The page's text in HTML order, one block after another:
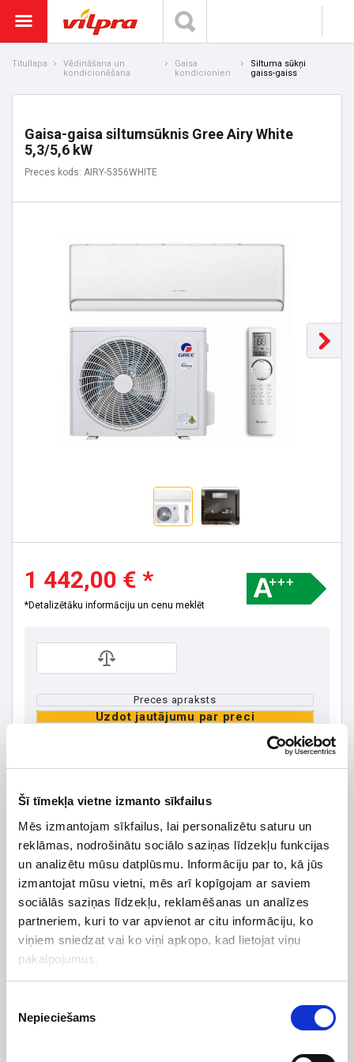
Šī tīmekļa vietne izmanto sīkfailus
Mēs izmantojam sīkfailus, lai personalizētu saturu un
reklāmas, nodrošinātu sociālo saziņas līdzekļu funkcijas
un analizētu mūsu datplūsmu. Informāciju par to, kā jūs
izmantojat mūsu vietni, mēs arī kopīgojam ar saviem
sociālās saziņas līdzekļu, reklamēšanas un analīzes
partneriem, kuri to var apvienot ar citu informāciju, ko
viņiem sniedzat vai ko viņi apkopo, kad lietojat viņu
pakalpojumus.
izvēle
Nepieciešams
Titullapa
Vēdināšana un
kondicionēšana
Gaisa
kondicionieri
Siltuma sūkņi
gaiss-gaiss
Gaisa-gaisa siltumsūknis Gree Airy White
5,3/5,6 kW
Preces kods: AIRY-5356WHITE
1 442,00 € *
*Detalizētāku informāciju un cenu meklēt
Preces apraksts
Uzdot jautājumu par preci
Preces apraksts
Ražotājs
GREE electric appliances
Augstums, mm
347
Platums, mm
1110
Efektivitātes klase
A++
Efektivitāte
Krāsa
balta